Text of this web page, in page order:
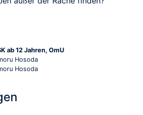
ab 12 Jahren, OmU
Hosoda
Hosoda